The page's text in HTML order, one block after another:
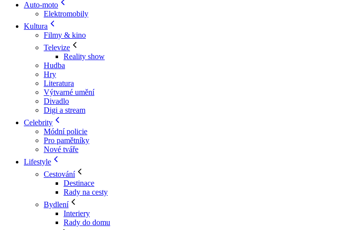
Auto-moto
Elektromobily
Kultura
Filmy & kino
Televize
Reality show
Hudba
Hry
Literatura
Výtvarné umění
Divadlo
Digi a stream
Celebrity
Módní policie
Pro pamětníky
Nové tváře
Lifestyle
Cestování
Destinace
Rady na cesty
Bydlení
Interiery
Rady do domu